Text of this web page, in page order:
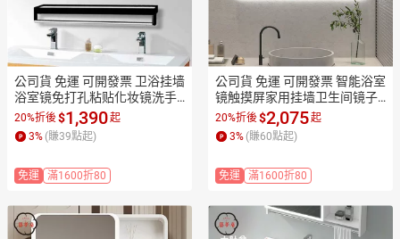
公司貨 免運 可開發票 卫浴挂墙
浴室镜免打孔粘贴化妆镜洗手
间厕所洗漱台梳妆卫生间镜子
工廠現貨直銷 售後保障 全館折
扣 店長新品推薦 7ZM83
20%折後$1,390起
3% (賺39點起)
免運 滿1600折80
公司貨 免運 可開發票 智能浴室
镜触摸屏家用挂墙卫生间镜子
壁挂洗手间防雾带led灯镜子工
廠現貨直銷 售後保障 全館折扣
店長新品推薦 7ZM83
20%折後$2,075起
3% (賺60點起)
免運 滿1600折80